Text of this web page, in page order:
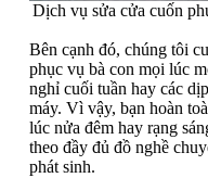
Dịch vụ sửa cửa cuốn
Bên cạnh đó, chúng tôi
phục vụ bà con mọi lúc
nghỉ cuối tuần hay các
máy. Vì vậy, bạn hoàn
lúc nửa đêm hay rạng
theo đầy đủ đồ nghề
phát sinh.